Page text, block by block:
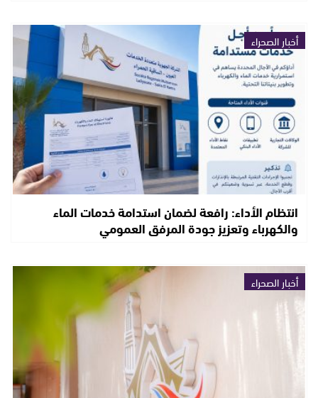
أخبار الصحراء
انتظام الأداء: رافعة لضمان استدامة خدمات الماء
والكهرباء وتعزيز جودة المرفق العمومي
أخبار الصحراء